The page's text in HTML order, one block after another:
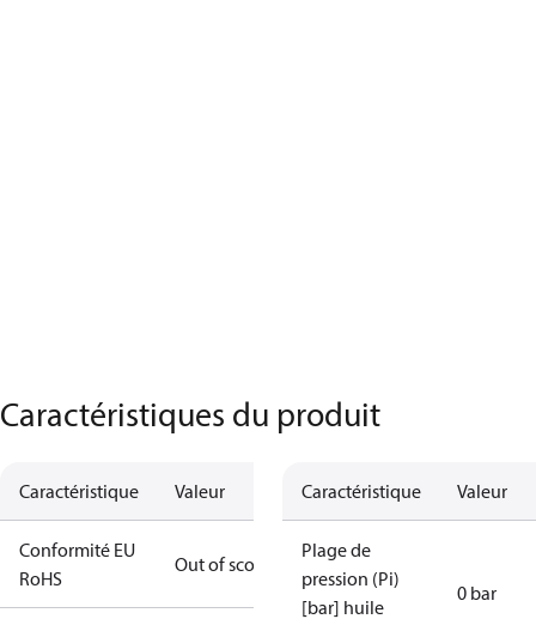
Caractéristiques du produit
Caractéristique Valeur
Conformité EU
RoHS
Out of scope
Caractéristique Valeur
Plage de
pression (Pi)
[bar] huile
0 bar